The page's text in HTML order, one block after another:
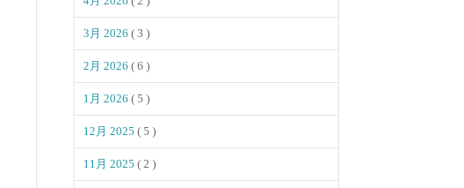
3月 2026 ( 3 )
2月 2026 ( 6 )
1月 2026 ( 5 )
12月 2025 ( 5 )
11月 2025 ( 2 )